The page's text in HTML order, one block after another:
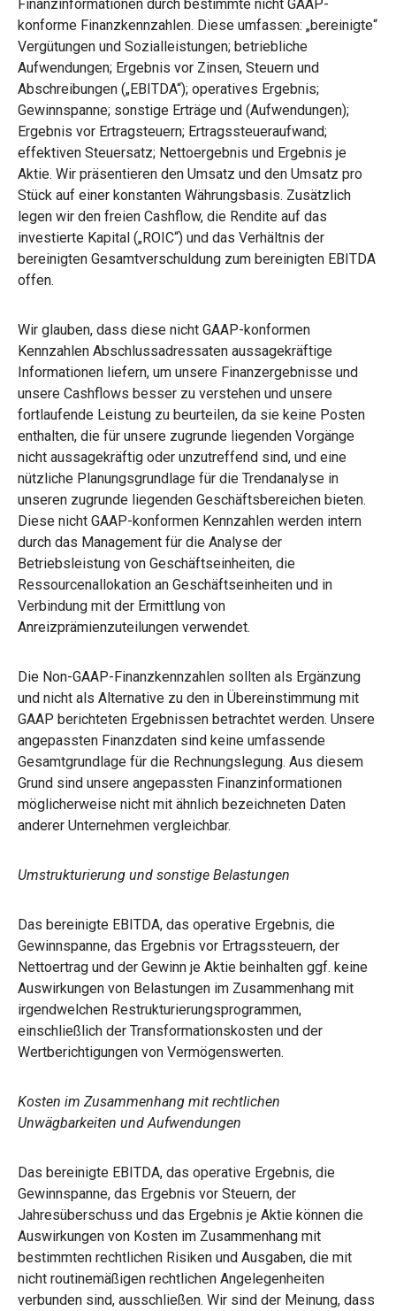
Finanzinformationen durch bestimmte nicht GAAP-
konforme Finanzkennzahlen. Diese umfassen: „bereinigte“
Vergütungen und Sozialleistungen; betriebliche
Aufwendungen; Ergebnis vor Zinsen, Steuern und
Abschreibungen („EBITDA“); operatives Ergebnis;
Gewinnspanne; sonstige Erträge und (Aufwendungen);
Ergebnis vor Ertragsteuern; Ertragssteueraufwand;
effektiven Steuersatz; Nettoergebnis und Ergebnis je
Aktie. Wir präsentieren den Umsatz und den Umsatz pro
Stück auf einer konstanten Währungsbasis. Zusätzlich
legen wir den freien Cashflow, die Rendite auf das
investierte Kapital („ROIC“) und das Verhältnis der
bereinigten Gesamtverschuldung zum bereinigten EBITDA
offen.
Wir glauben, dass diese nicht GAAP-konformen
Kennzahlen Abschlussadressaten aussagekräftige
Informationen liefern, um unsere Finanzergebnisse und
unsere Cashflows besser zu verstehen und unsere
fortlaufende Leistung zu beurteilen, da sie keine Posten
enthalten, die für unsere zugrunde liegenden Vorgänge
nicht aussagekräftig oder unzutreffend sind, und eine
nützliche Planungsgrundlage für die Trendanalyse in
unseren zugrunde liegenden Geschäftsbereichen bieten.
Diese nicht GAAP-konformen Kennzahlen werden intern
durch das Management für die Analyse der
Betriebsleistung von Geschäftseinheiten, die
Ressourcenallokation an Geschäftseinheiten und in
Verbindung mit der Ermittlung von
Anreizprämienzuteilungen verwendet.
Die Non-GAAP-Finanzkennzahlen sollten als Ergänzung
und nicht als Alternative zu den in Übereinstimmung mit
GAAP berichteten Ergebnissen betrachtet werden. Unsere
angepassten Finanzdaten sind keine umfassende
Gesamtgrundlage für die Rechnungslegung. Aus diesem
Grund sind unsere angepassten Finanzinformationen
möglicherweise nicht mit ähnlich bezeichneten Daten
anderer Unternehmen vergleichbar.
Umstrukturierung und sonstige Belastungen
Das bereinigte EBITDA, das operative Ergebnis, die
Gewinnspanne, das Ergebnis vor Ertragssteuern, der
Nettoertrag und der Gewinn je Aktie beinhalten ggf. keine
Auswirkungen von Belastungen im Zusammenhang mit
irgendwelchen Restrukturierungsprogrammen,
einschließlich der Transformationskosten und der
Wertberichtigungen von Vermögenswerten.
Kosten im Zusammenhang mit rechtlichen
Unwägbarkeiten und Aufwendungen
Das bereinigte EBITDA, das operative Ergebnis, die
Gewinnspanne, das Ergebnis vor Steuern, der
Jahresüberschuss und das Ergebnis je Aktie können die
Auswirkungen von Kosten im Zusammenhang mit
bestimmten rechtlichen Risiken und Ausgaben, die mit
nicht routinemäßigen rechtlichen Angelegenheiten
verbunden sind, ausschließen. Wir sind der Meinung, dass